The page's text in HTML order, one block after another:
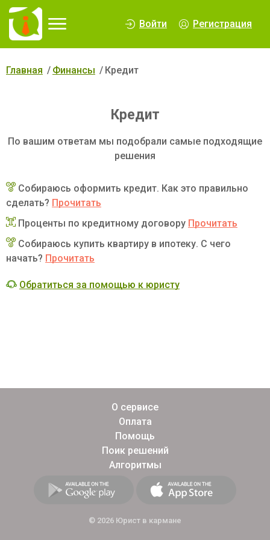
Войти Регистрация
Главная Финансы Кредит
Кредит
По вашим ответам мы подобрали самые подходящие
решения
Собираюсь оформить кредит. Как это правильно
сделать? Прочитать
Проценты по кредитному договору Прочитать
Собираюсь купить квартиру в ипотеку. С чего
начать? Прочитать
Обратиться за помощью к юристу
О сервисе
Оплата
Помощь
Поик решений
Алгоритмы
© 2026 Юрист в кармане